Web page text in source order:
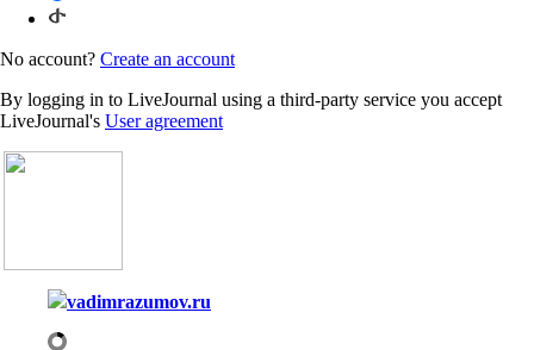
No account? Create an account
By logging in to LiveJournal using a third-party service you accept
LiveJournal's User agreement
vadimrazumov.ru